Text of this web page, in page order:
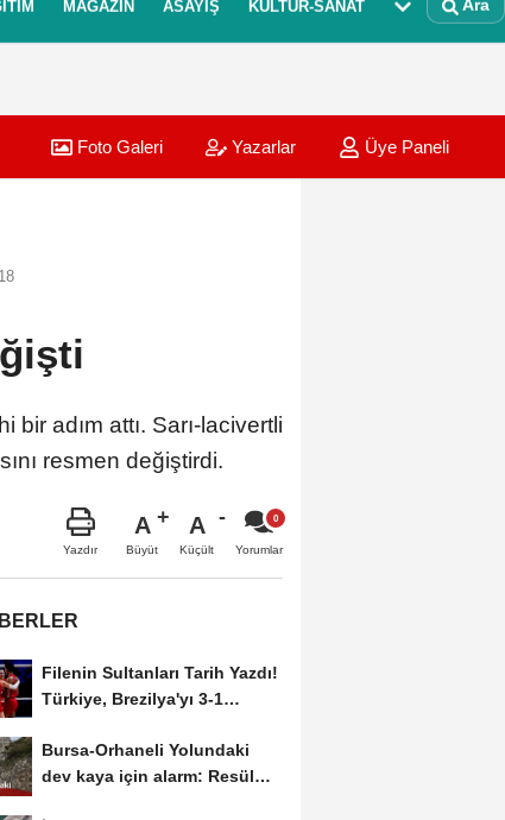
MAGAZIN ASAYIŞ KÜLTÜR-SANAT Ara
Foto Galeri Yazarlar Üye Paneli
adım attı. Sarı-lacivertli
resmen değiştirdi.
Yazdır
A
Büyüt
A
Küçült Yorumlar
Filenin Sultanları Tarih Yazdı!
Türkiye, Brezilya'yı 3-1
Bursa-Orhaneli Yolundaki
dev kaya için alarm: Resül